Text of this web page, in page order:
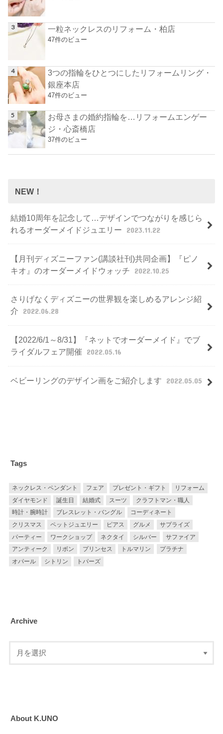
一粒ネックレスのリフォーム・柏店
47件のビュー
3つの指輪をひとつにしたリフォームリング・
銀座本店
47件のビュー
お母さまの婚約指輪を…リフォームエンゲー
ジ・心斎橋店
37件のビュー
NEW！
結婚10周年を記念して…デザインでつながりを感じら
れるオーダーメイドジュエリー
2023.11.22
【月刊ディズニーファン(講談社刊)共同企画】『ピノ
キオ』のオーダーメイドウォッチ
2022.10.25
さりげなくディズニーの世界観を楽しめるアレンジ紹
介
2022.06.28
【2022/6/1～8/31】『ネットでオーダーメイド』でブ
ライダルフェア開催
2022.05.16
ベビーリングのデザイン画をご紹介します 2022.05.05
Tags
ネックレス・ペンダント フェア プレゼント・ギフト
リフォーム
ダイヤモンド
誕生日 結婚式 スーツ
クラフトマン・職人
時計・腕時計
ブレスレット・バングル
コーディネート
クリスマス
ペットジュエリー ピアス グルメ
サプライズ
パーティー
ワークショップ ネクタイ シルバー
サファイア
アンティーク
リボン プリンセス トルマリン
プラチナ
オパール
シトリン トパーズ
Archive
About K.UNO